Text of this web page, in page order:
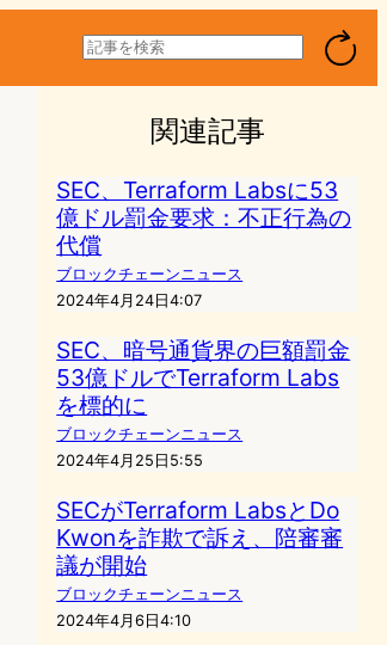
検
索
関連記事
SEC、Terraform Labsに53
億ドル罰金要求：不正行為の
代償
ブロックチェーンニュース
2024年4月24日4:07
SEC、暗号通貨界の巨額罰金
53億ドルでTerraform Labs
を標的に
ブロックチェーンニュース
2024年4月25日5:55
SECがTerraform LabsとDo
Kwonを詐欺で訴え、陪審審
議が開始
ブロックチェーンニュース
2024年4月6日4:10